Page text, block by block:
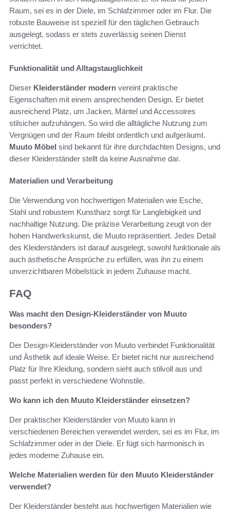
Raum, sei es in der Diele, im Schlafzimmer oder im Flur. Die
robuste Bauweise ist speziell für den täglichen Gebrauch
ausgelegt, sodass er stets zuverlässig seinen Dienst
verrichtet.
Funktionalität und Alltagstauglichkeit
Dieser Kleiderständer modern vereint praktische
Eigenschaften mit einem ansprechenden Design. Er bietet
ausreichend Platz, um Jacken, Mäntel und Accessoires
stilsicher aufzuhängen. So wird die alltägliche Nutzung zum
Vergnügen und der Raum bleibt ordentlich und aufgeräumt.
Muuto Möbel sind bekannt für ihre durchdachten Designs, und
dieser Kleiderständer stellt da keine Ausnahme dar.
Materialien und Verarbeitung
Die Verwendung von hochwertigen Materialien wie Esche,
Stahl und robustem Kunstharz sorgt für Langlebigkeit und
nachhaltige Nutzung. Die präzise Verarbeitung zeugt von der
hohen Handwerkskunst, die Muuto repräsentiert. Jedes Detail
des Kleiderständers ist darauf ausgelegt, sowohl funktionale als
auch ästhetische Ansprüche zu erfüllen, was ihn zu einem
unverzichtbaren Möbelstück in jedem Zuhause macht.
FAQ
Was macht den Design-Kleiderständer von Muuto
besonders?
Der Design-Kleiderständer von Muuto verbindet Funktionalität
und Ästhetik auf ideale Weise. Er bietet nicht nur ausreichend
Platz für Ihre Kleidung, sondern sieht auch stilvoll aus und
passt perfekt in verschiedene Wohnstile.
Wo kann ich den Muuto Kleiderständer einsetzen?
Der praktischer Kleiderständer von Muuto kann in
verschiedenen Bereichen verwendet werden, sei es im Flur, im
Schlafzimmer oder in der Diele. Er fügt sich harmonisch in
jedes moderne Zuhause ein.
Welche Materialien werden für den Muuto Kleiderständer
verwendet?
Der Kleiderständer besteht aus hochwertigen Materialien wie